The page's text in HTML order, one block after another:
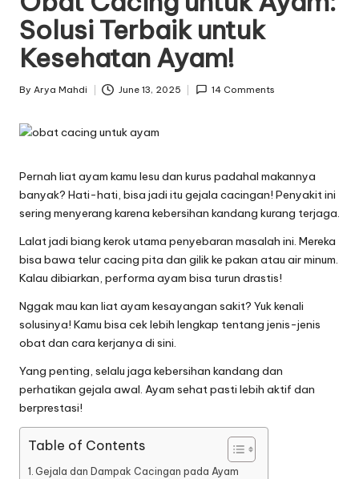
m
-
K
a
b
r
H
a
ri
a
n
S
a
b
u
n
terbaru
dan
terpanas
untuk
semua
sabung
ayam.
Solusi Terbaik untuk
Kesehatan Ayam!
Posted
By Arya Mahdi June 13, 2025 14 Comments
Pernah liat ayam kamu lesu dan kurus padahal makannya
banyak? Hati-hati, bisa jadi itu gejala cacingan! Penyakit ini
sering menyerang karena kebersihan kandang kurang terjaga.
Lalat jadi biang kerok utama penyebaran masalah ini. Mereka
bisa bawa telur cacing pita dan gilik ke pakan atau air minum.
Kalau dibiarkan, performa ayam bisa turun drastis!
Nggak mau kan liat ayam kesayangan sakit? Yuk kenali
solusinya! Kamu bisa cek lebih lengkap tentang jenis-jenis
obat dan cara kerjanya di sini.
Yang penting, selalu jaga kebersihan kandang dan
perhatikan gejala awal. Ayam sehat pasti lebih aktif dan
berprestasi!
Table of Contents
Gejala dan Dampak Cacingan pada Ayam